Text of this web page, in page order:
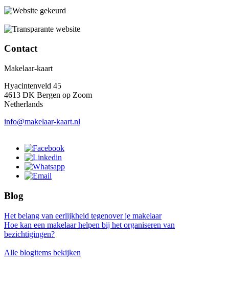
Contact
Makelaar-kaart
Hyacintenveld 45
4613 DK Bergen op Zoom
Netherlands
info@makelaar-kaart.nl
Blog
Het belang van eerlijkheid tegenover je makelaar
Hoe kan een makelaar helpen bij het organiseren van
bezichtigingen?
Alle blogitems bekijken